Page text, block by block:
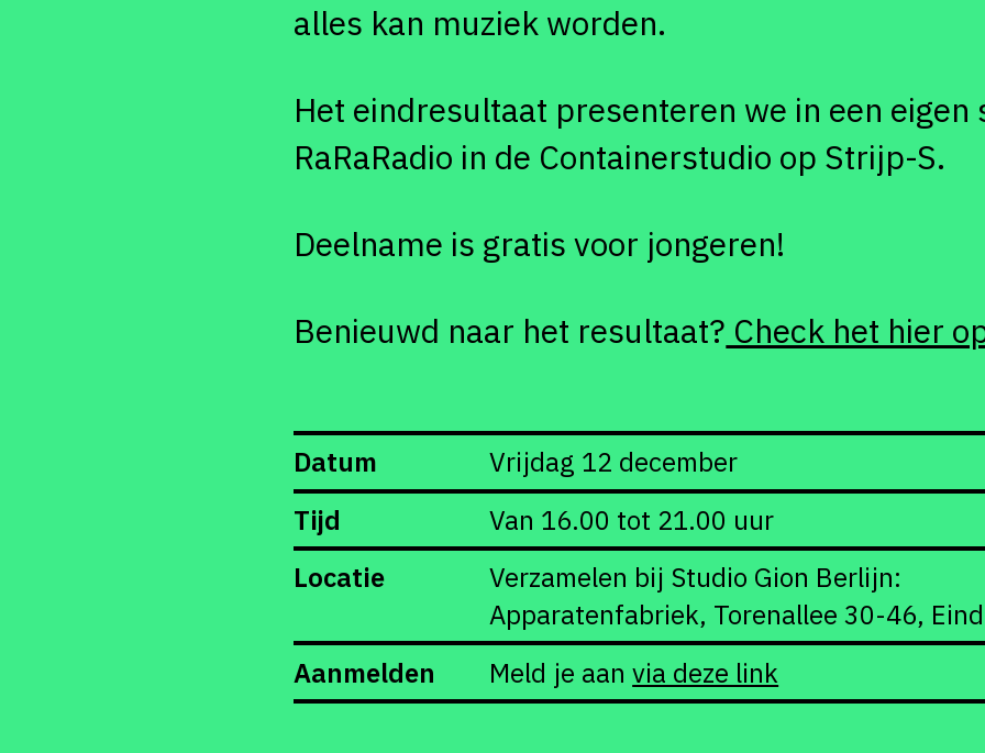
alles kan muziek worden.
Het eindresultaat presenteren we in een eigen
RaRaRadio in de Containerstudio op Strijp-S.
Deelname is gratis voor jongeren!
Benieuwd naar het resultaat? Check het hier
Datum
Vrijdag 12 december
Tijd
Van 16.00 tot 21.00 uur
Locatie
Verzamelen bij Studio Gion Berlijn:
Apparatenfabriek, Torenallee 30-46,
Aanmelden
Meld je aanvia deze link